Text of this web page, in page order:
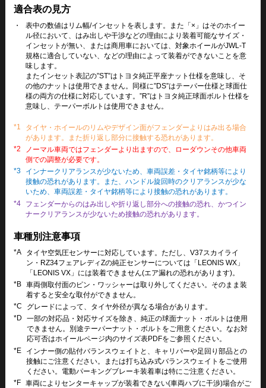
適合表の見方
・
表中の数値はリム幅/インセットを表します。また「×」はそのホイー
ル径において、はみ出しや干渉などの理由により装着可能なサイズ・
インセットが無い、または商用車においては、対象ホイールがJWL-T
規格に適合していない、などの理由によって装着ができないことを意
味します。
またインセット表記の”ST”はトヨタ純正平座ナット仕様を意味し、そ
の他のナットは使用できません。同様に”DS”はテーパー仕様と球面仕
様の両方の仕様に対応しています。”R”はトヨタ純正球面ボルト仕様を
意味し、テーパーボルトは使用できません。
*1
タイヤ・ホイールのリムやデザイン面がフェンダーよりはみ出る場合
があります。また折り返し部分に接触する恐れがあります。
*2
ノーマル車両ではフェンダーより出ますので、ローダウンその他車両
側での調整が必要です。
*3
インナークリアランスが少ないため、車両誤差・タイヤ銘柄等により
接触の恐れがあります。また、ハンドル旋回時のクリアランスが少な
いため、車両誤差・タイヤ銘柄等により接触の恐れがあります。
*4
フェンダーからのはみ出しや折り返し部分への接触の恐れ、かつイン
ナークリアランスが少ないため接触の恐れがあります。
車種別注意事項
*A
タイヤ空気圧センサーに対応しています。ただし、V37スカイライ
ン・RZ34フェアレディZの純正センサーについては「LEONIS WX」
「LEONIS VX」には装着できません(エア漏れの恐れがあります)。
*B 車両側取付面のピン・ワッシャーは取り外してください。そのまま装
着すると安全な取付ができません。
*C
グレードによって、タイヤ外径が異なる場合があります。
*D
一部の対応品・対応サイズを除き、純正の球面ナット・ボルトは使用
できません。別途テーパーナット・ボルトをご用意ください。なお対
応可否はホイールページ内のサイズ表PDFをご参照ください。
*E
インナー側の貼付バランスウェイトと、キャリパーや足回り部品との
接触にご注意ください。または打ち込み式バランスウェイトをご使用
ください。電動パーキングブレーキ装着車は特にご注意ください。
*F 車両によりセンターキャップが装着できない(車両ハブに干渉)場合がご